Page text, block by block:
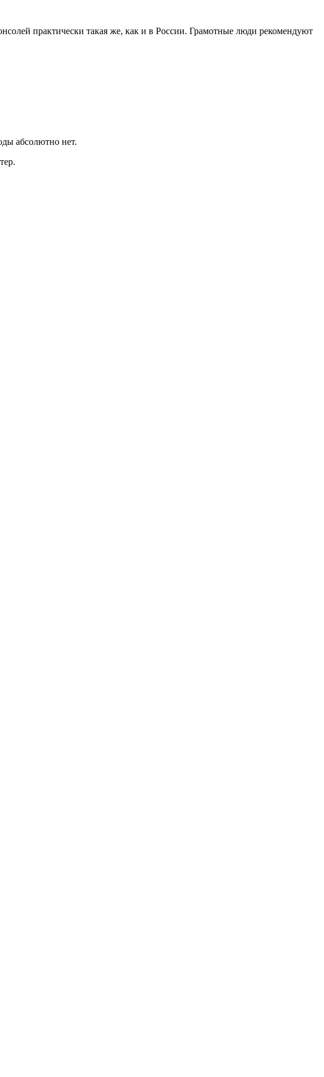
практически такая же, как и в России. Грамотные люди рекомендуют
абсолютно нет.